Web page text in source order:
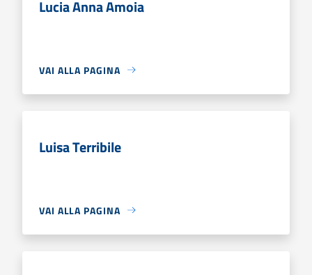
Lucia Anna Amoia
VAI ALLA PAGINA
Luisa Terribile
VAI ALLA PAGINA